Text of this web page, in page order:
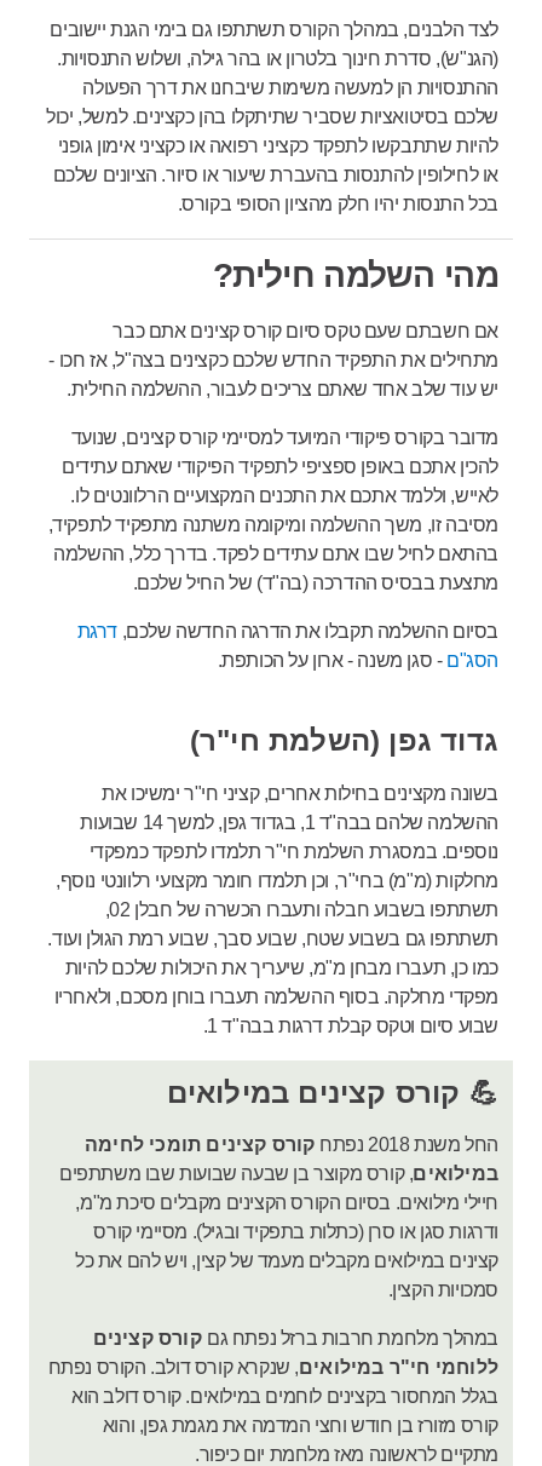
לצד הלבנים, במהלך הקורס תשתתפו גם בימי הגנת יישובים
(הגנ"ש), סדרת חינוך בלטרון או בהר גילה, ושלוש התנסויות.
ההתנסויות הן למעשה משימות שיבחנו את דרך הפעולה
שלכם בסיטואציות שסביר שתיתקלו בהן כקצינים. למשל, יכול
להיות שתתבקשו לתפקד כקציני רפואה או כקציני אימון גופני
או לחילופין להתנסות בהעברת שיעור או סיור. הציונים שלכם
בכל התנסות יהיו חלק מהציון הסופי בקורס.
מהי השלמה חילית?
אם חשבתם שעם טקס סיום קורס קצינים אתם כבר
מתחילים את התפקיד החדש שלכם כקצינים בצה"ל, אז חכו -
יש עוד שלב אחד שאתם צריכים לעבור, ההשלמה החילית.
מדובר בקורס פיקודי המיועד למסיימי קורס קצינים, שנועד
להכין אתכם באופן ספציפי לתפקיד הפיקודי שאתם עתידים
לאייש, וללמד אתכם את התכנים המקצועיים הרלוונטים לו.
מסיבה זו, משך ההשלמה ומיקומה משתנה מתפקיד לתפקיד,
בהתאם לחיל שבו אתם עתידים לפקד. בדרך כלל, ההשלמה
מתצעת בבסיס ההדרכה (בה"ד) של החיל שלכם.
בסיום ההשלמה תקבלו את הדרגה החדשה שלכם,דרגת
הסג"ם - סגן משנה - ארון על הכותפת.
גדוד גפן (השלמת חי"ר)
בשונה מקצינים בחילות אחרים, קציני חי"ר ימשיכו את
ההשלמה שלהם בבה"ד 1, בגדוד גפן, למשך 14 שבועות
נוספים. במסגרת השלמת חי"ר תלמדו לתפקד כמפקדי
מחלקות (מ"מ) בחי"ר, וכן תלמדו חומר מקצועי רלוונטי נוסף,
תשתתפו בשבוע חבלה ותעברו הכשרה של חבלן 02,
תשתתפו גם בשבוע שטח, שבוע סבך, שבוע רמת הגולן ועוד.
כמו כן, תעברו מבחן מ"מ, שיעריך את היכולות שלכם להיות
מפקדי מחלקה. בסוף ההשלמה תעברו בוחן מסכם, ולאחריו
שבוע סיום וטקס קבלת דרגות בבה"ד 1.
💪 קורס קצינים במילואים
החל משנת 2018 נפתח
קורס קצינים תומכי לחימה
במילואים, קורס מקוצר בן שבעה שבועות שבו משתתפים
חיילי מילואים. בסיום הקורס הקצינים מקבלים סיכת מ"מ,
ודרגות סגן או סרן (כתלות בתפקיד ובגיל). מסיימי קורס
קצינים במילואים מקבלים מעמד של קצין, ויש להם את כל
סמכויות הקצין.
במהלך מלחמת חרבות ברזל נפתח גם קורס קצינים
ללוחמי חי"ר במילואים, שנקרא קורס דולב. הקורס נפתח
בגלל המחסור בקצינים לוחמים במילואים. קורס דולב הוא
קורס מזורז בן חודש וחצי המדמה את מגמת גפן, והוא
מתקיים לראשונה מאז מלחמת יום כיפור.